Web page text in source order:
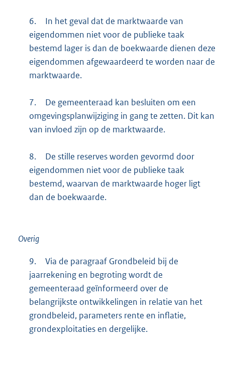
6.
In het geval dat de marktwaarde van
eigendommen niet voor de publieke taak
bestemd lager is dan de boekwaarde dienen deze
eigendommen afgewaardeerd te worden naar de
marktwaarde.
7.
De gemeenteraad kan besluiten om een
omgevingsplanwijziging in gang te zetten. Dit kan
van invloed zijn op de marktwaarde.
8.
De stille reserves worden gevormd door
eigendommen niet voor de publieke taak
bestemd, waarvan de marktwaarde hoger ligt
dan de boekwaarde.
Overig
9.
Via de paragraaf Grondbeleid bij de
jaarrekening en begroting wordt de
gemeenteraad geïnformeerd over de
belangrijkste ontwikkelingen in relatie van het
grondbeleid, parameters rente en inflatie,
grondexploitaties en dergelijke.